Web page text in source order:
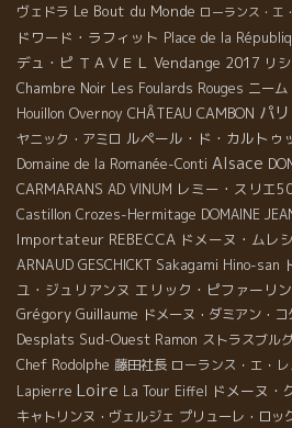
ヴェドラ Le Bout du Monde ローランス・エ
ドワード・ラフィット Place de la
デュ・ピ ＴＡＶＥＬ Vendange 2017 リ
Chambre Noir Les Foulards Rouges ニーム
Houillon Overnoy CHÂTEAU CAMBON パリ
ヤニック・アミロ ルペール・ド・カルトゥ
Domaine de la Romanée-Conti Alsace
CARMARANS AD VINUM レミー・スリエ
Castillon Crozes-Hermitage DOMAINE
Importateur REBECCA ドメーヌ・ムレ
ARNAUD GESCHICKT Sakagami Hino-san
ユ・ジュリアンヌ エリック・ピファーリ
Grégory Guillaume ドメーヌ・ダミアン・コ
Desplats Sud-Ouest Ramon ストラスブル
Chef Rodolphe 藤田社長 ローランス・エ・
Lapierre Loire La Tour Eiffel ドメーヌ・
キャトリンヌ・ヴェルジェ プリューレ・ロッ